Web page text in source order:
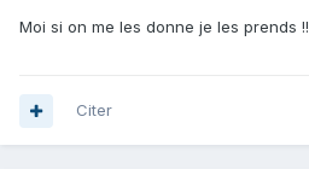
Moi si on me les donne je les prends !!
Citer